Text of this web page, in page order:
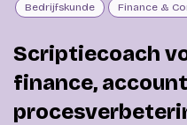
Bedrijfskunde Finance &
Scriptiecoach
finance,